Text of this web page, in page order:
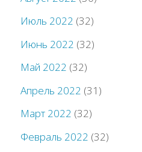
Июль 2022 (32)
Июнь 2022 (32)
Май 2022 (32)
Апрель 2022 (31)
Март 2022 (32)
Февраль 2022 (32)